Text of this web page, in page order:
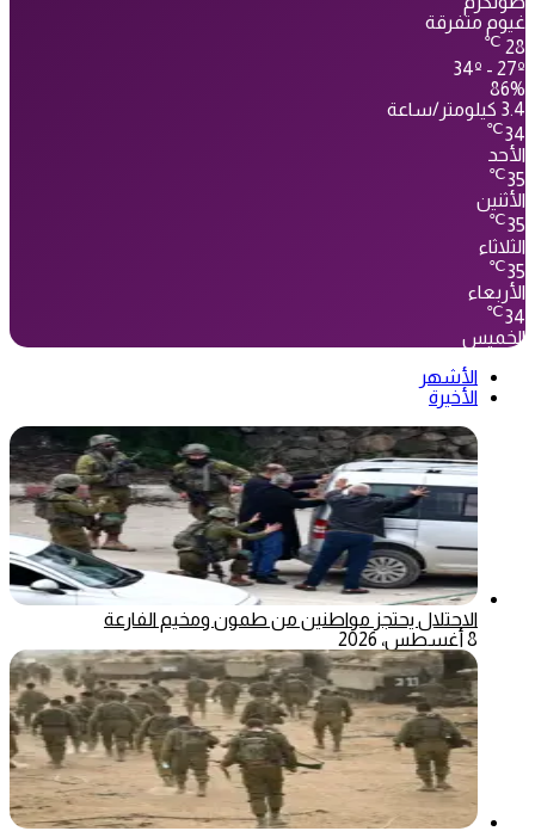
غيوم متفرقة
28
℃
34º - 27º
86%
3.4 كيلومتر/ساعة
34
℃
الأحد
35
℃
الأثنين
35
℃
الثلاثاء
35
℃
الأربعاء
34
℃
الخميس
الأشهر
الأخيرة
الاحتلال يحتجز مواطنين من طمون ومخيم الفارعة
8 أغسطس، 2026